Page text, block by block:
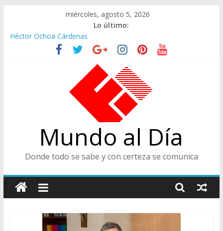
contenido
miércoles, agosto 5, 2026
Lo último:
Héctor Ochoa Cárdenas
Ministra de Cultura y Centro de Historia de Envigado
De Cara al Porvenir, Pedro Juan González
Juicios, Alfredo Vanegas Montoya
CENTRO DE HISTORIA, ENVIGADEÑO EJEMPLAR, CATEGORÍA
Mundo al Día
Donde todo se sabe y con certeza se comunica